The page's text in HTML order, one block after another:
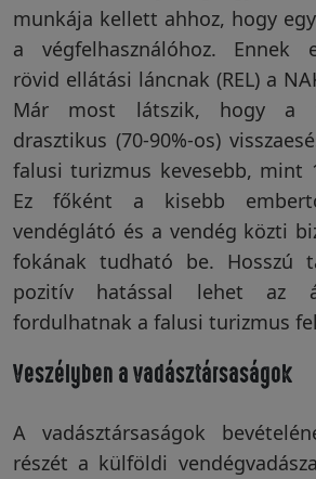
munkája kellett ahhoz, hogy
a végfelhasználóhoz. Ennek
rövid ellátási láncnak (REL) a
Már most látszik, hogy a
drasztikus (70-90%-os)
falusi turizmus kevesebb, mint
Ez főként a kisebb
vendéglátó és a vendég közti
fokának tudható be. Hosszú
pozitív hatással lehet az
fordulhatnak a falusi turizmus
Veszélyben a vadásztársaságok
A vadásztársaságok
részét a külföldi